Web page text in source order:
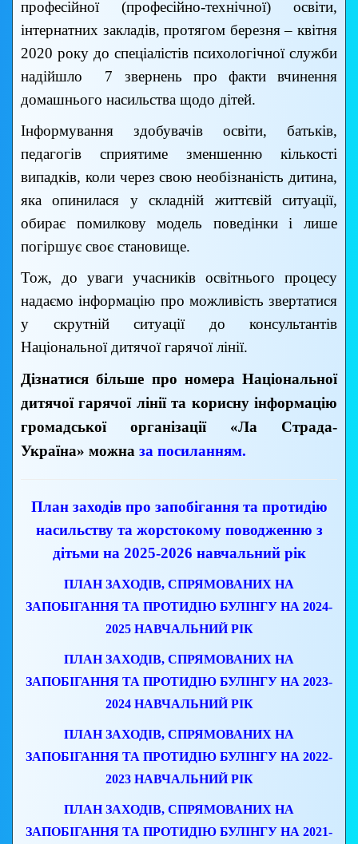
професійної (професійно-технічної) освіти,
інтернатних закладів, протягом березня – квітня
2020 року до спеціалістів психологічної служби
надійшло 7 звернень про факти вчинення
домашнього насильства щодо дітей.
Інформування здобувачів освіти, батьків,
педагогів сприятиме зменшенню кількості
випадків, коли через свою необізнаність дитина,
яка опинилася у складній життєвій ситуації,
обирає помилкову модель поведінки і лише
погіршує своє становище.
Тож, до уваги учасників освітнього процесу
надаємо інформацію про можливість звертатися
у скрутній ситуації до консультантів
Національної дитячої гарячої лінії.
Дізнатися більше про номера Національної
дитячої гарячої лінії та корисну інформацію
громадської організації «Ла Страда-
Україна» можна за посиланням.
План заходів про запобігання та протидію
насильству та жорстокому поводженню з
дітьми на 2025-2026 навчальний рік
ПЛАН ЗАХОДІВ, СПРЯМОВАНИХ НА
ЗАПОБІГАННЯ ТА ПРОТИДІЮ БУЛІНГУ НА 2024-
2025 НАВЧАЛЬНИЙ РІК
ПЛАН ЗАХОДІВ, СПРЯМОВАНИХ НА
ЗАПОБІГАННЯ ТА ПРОТИДІЮ БУЛІНГУ НА 2023-
2024 НАВЧАЛЬНИЙ РІК
ПЛАН ЗАХОДІВ, СПРЯМОВАНИХ НА
ЗАПОБІГАННЯ ТА ПРОТИДІЮ БУЛІНГУ НА 2022-
2023 НАВЧАЛЬНИЙ РІК
ПЛАН ЗАХОДІВ, СПРЯМОВАНИХ НА
ЗАПОБІГАННЯ ТА ПРОТИДІЮ БУЛІНГУ НА 2021-